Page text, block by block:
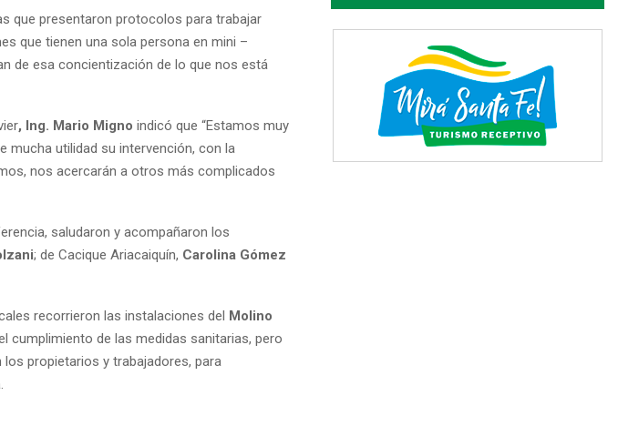
que presentaron protocolos para trabajar
que tienen una sola persona en mini –
de esa concientización de lo que nos está
, Ing. Mario Migno indicó que “Estamos muy
mucha utilidad su intervención, con la
nos acercarán a otros más complicados
saludaron y acompañaron los
; de Cacique Ariacaiquín, Carolina Gómez
recorrieron las instalaciones del Molino
cumplimiento de las medidas sanitarias, pero
propietarios y trabajadores, para